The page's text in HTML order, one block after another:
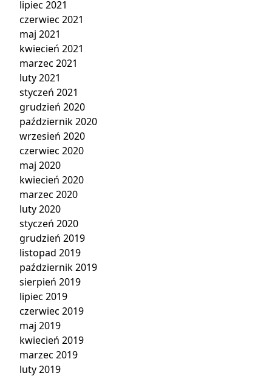
lipiec 2021
czerwiec 2021
maj 2021
kwiecień 2021
marzec 2021
luty 2021
styczeń 2021
grudzień 2020
październik 2020
wrzesień 2020
czerwiec 2020
maj 2020
kwiecień 2020
marzec 2020
luty 2020
styczeń 2020
grudzień 2019
listopad 2019
październik 2019
sierpień 2019
lipiec 2019
czerwiec 2019
maj 2019
kwiecień 2019
marzec 2019
luty 2019